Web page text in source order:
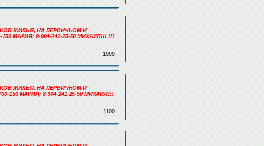
ЖИЛЬЯ, НА ПЕРВИЧНОМ И
МАРИЯ; 8-904-241-25-50 МИХАИЛ!!! !!!
1099
ЖИЛЬЯ, НА ПЕРВИЧНОМ И
МАРИЯ; 8-904-241-25-50 МИХАИЛ!!!
1100